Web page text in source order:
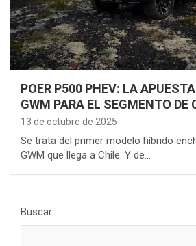
POER P500 PHEV: LA
GWM PARA EL SEGMENTO DE
13 de octubre de 2025
Se trata del primer modelo híbrido
GWM que llega a Chile. Y de…
Buscar